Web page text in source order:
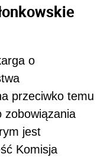
o
przeciwko temu
zobowiązania
jest
Komisja